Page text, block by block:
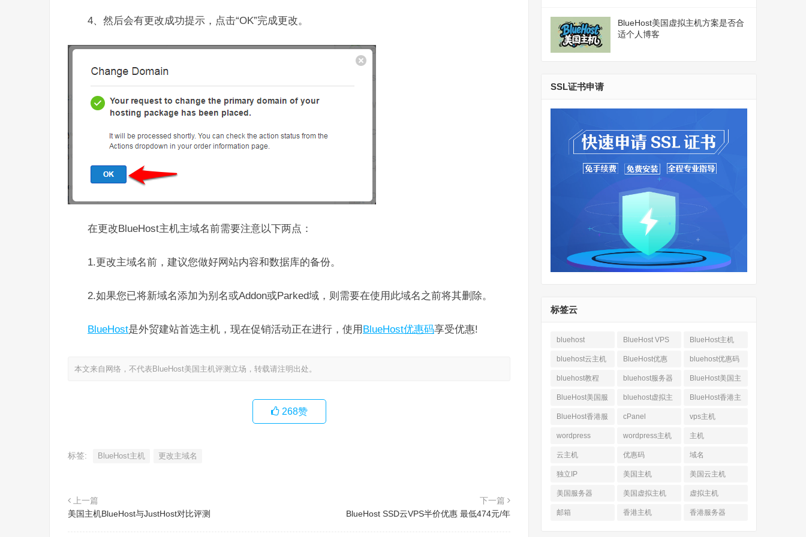
4、然后会有更改成功提示，点击“OK”完成更改。
在更改BlueHost主机主域名前需要注意以下两点：
1.更改主域名前，建议您做好网站内容和数据库的备份。
2.如果您已将新域名添加为别名或Addon或Parked域，则需要在使用此域名之前将其删除。
BlueHost是外贸建站首选主机，现在促销活动正在进行，使用 BlueHost优惠码享受优惠!
本文来自网络，不代表BlueHost美国主机评测立场，转载请注明出处。
268赞
标签: BlueHost主机 更改主域名
上一篇
美国主机BlueHost与JustHost对比评测
下一篇
BlueHost SSD云VPS半价优惠 最低474元/年
BlueHost美国虚拟主机方案是否合
适个人博客
SSL证书申请
标签云
bluehost BlueHost VPS BlueHost主机
bluehost云主机 BlueHost优惠 bluehost优惠码
bluehost教程 bluehost服务器
BlueHost美国主
机
BlueHost美国服
务器
bluehost虚拟主
机
BlueHost香港主
机
BlueHost香港服
务器
cPanel vps主机
wordpress wordpress主机 主机
云主机 优惠码 域名
独立IP 美国主机 美国云主机
美国服务器 美国虚拟主机 虚拟主机
邮箱 香港主机 香港服务器